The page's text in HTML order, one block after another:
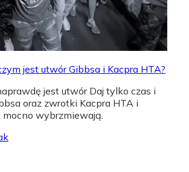
jest utwór Gibbsa i Kacpra HTA?
jest utwór Daj tylko czas i
oraz zwrotki Kacpra HTA i
wybrzmiewają.